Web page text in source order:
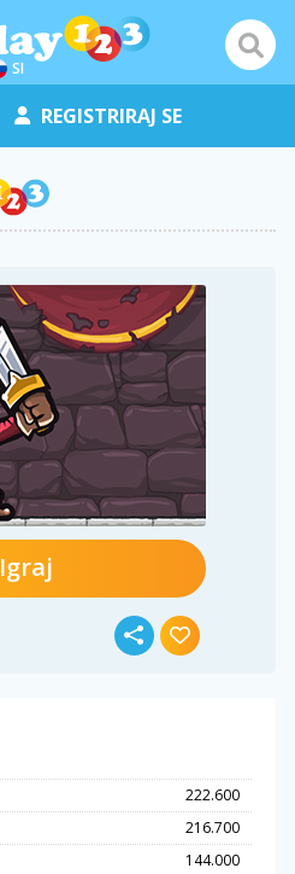
SI
REGISTRIRAJ SE
Igraj
222.600
216.700
144.000